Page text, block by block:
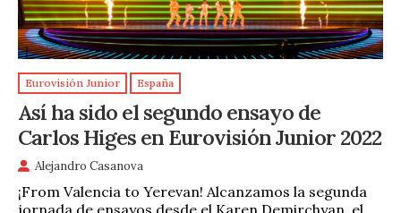
Eurovisión Junior España
Así ha sido el segundo ensayo de
Carlos Higes en Eurovisión Junior 2022
Alejandro Casanova
¡From Valencia to Yerevan! Alcanzamos la segunda
jornada de ensayos desde el Karen Demirchyan, el